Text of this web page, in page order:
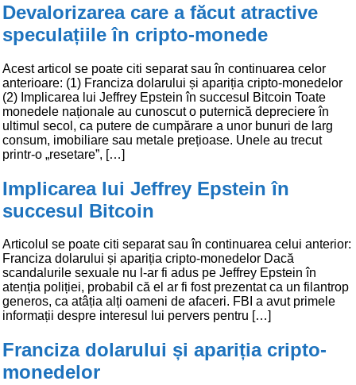
Devalorizarea care a făcut atractive
speculațiile în cripto-monede
Acest articol se poate citi separat sau în continuarea celor
anterioare: (1) Franciza dolarului și apariția cripto-monedelor
(2) Implicarea lui Jeffrey Epstein în succesul Bitcoin Toate
monedele naționale au cunoscut o puternică depreciere în
ultimul secol, ca putere de cumpărare a unor bunuri de larg
consum, imobiliare sau metale prețioase. Unele au trecut
printr-o „resetare”, […]
Implicarea lui Jeffrey Epstein în
succesul Bitcoin
Articolul se poate citi separat sau în continuarea celui anterior:
Franciza dolarului și apariția cripto-monedelor Dacă
scandalurile sexuale nu l-ar fi adus pe Jeffrey Epstein în
atenția poliției, probabil că el ar fi fost prezentat ca un filantrop
generos, ca atâția alți oameni de afaceri. FBI a avut primele
informații despre interesul lui pervers pentru […]
Franciza dolarului și apariția cripto-
monedelor